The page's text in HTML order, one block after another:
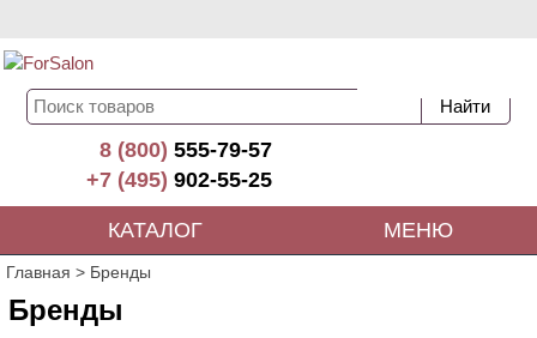
8 (800)555-79-57
+7 (495)902-55-25
КАТАЛОГ МЕНЮ
Главная > Бренды
Бренды